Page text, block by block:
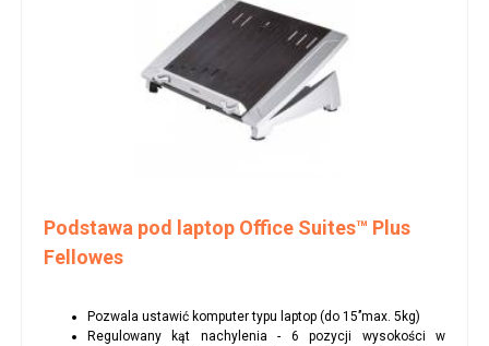
Podstawa pod laptop Office Suites™ Plus
Fellowes
Pozwala ustawić komputer typu laptop (do 15’’max. 5kg)
Regulowany kąt nachylenia - 6 pozycji wysokości w